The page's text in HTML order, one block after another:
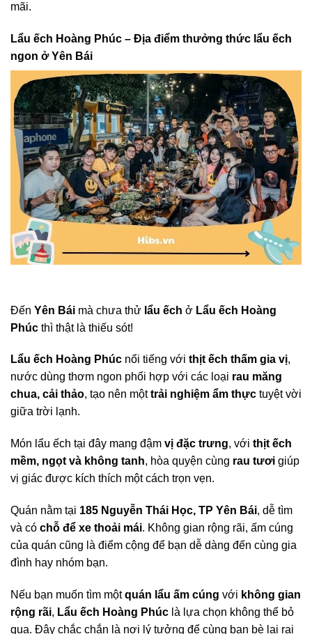
mãi.
Lẩu ếch Hoàng Phúc – Địa điểm thưởng thức lẩu ếch
ngon ở Yên Bái
Đến Yên Bái mà chưa thử lẩu ếch ở Lẩu ếch Hoàng
Phúc thì thật là thiếu sót!
Lẩu ếch Hoàng Phúc nổi tiếng với thịt ếch thấm gia vị,
nước dùng thơm ngon phối hợp với các loại rau măng
chua, cải thảo, tạo nên mộttrải nghiệm ẩm thực tuyệt vời
giữa trời lạnh.
Món lẩu ếch tại đây mang đậm vị đặc trưng, với thịt ếch
mềm, ngọt và không tanh, hòa quyện cùng rau tươi giúp
vị giác được kích thích một cách trọn vẹn.
Quán nằm tại 185 Nguyễn Thái Học, TP Yên Bái, dễ tìm
và có chỗ để xe thoải mái. Không gian rộng rãi, ấm cúng
của quán cũng là điểm cộng để bạn dễ dàng đến cùng gia
đình hay nhóm bạn.
Nếu bạn muốn tìm mộtquán lẩu ấm cúng với không gian
rộng rãi, Lẩu ếch Hoàng Phúc là lựa chọn không thể bỏ
qua. Đây chắc chắn là nơi lý tưởng để cùng bạn bè lai rai